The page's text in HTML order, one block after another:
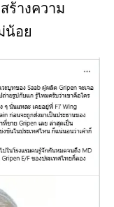
ร้างความ
น้อย